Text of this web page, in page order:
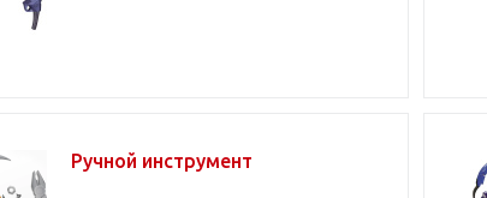
Ручной инструмент